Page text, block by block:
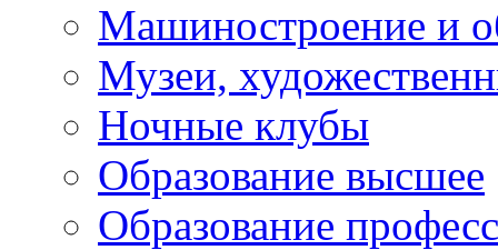
Машиностроение и
Музеи,
Ночные клубы
Образование высшее
Образование